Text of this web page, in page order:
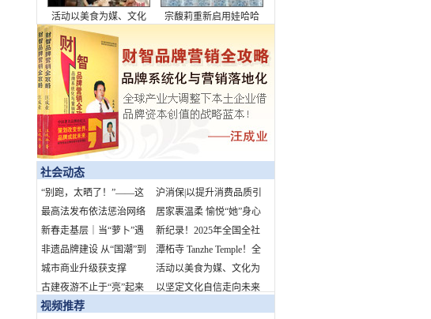
活动以美食为媒、文化
为桥，全面展现了成都
的城市魅力与生活美学
宗馥莉重新启用娃哈哈
社会动态
“别跑，太晒了！”——这
句话，73%的孩子都听过
沪消保|以提升消费品质引
领美好生活
最高法发布依法惩治网络
暴力典型案例 “柴怼怼”
居家裹温柔 愉悦“她”身心
新春走基层｜当“萝卜”遇
上北京早高峰
新纪录！2025年全国全社
会用电量预计首超10万亿
千瓦时
非遗品牌建设 从“国潮”到
新消费
潭柘寺 Tanzhe Temple！全
新品牌标识发布
城市商业升级获支撑
活动以美食为媒、文化为
桥，全面展现了成都的城
古建夜游不止于“亮”起来
以坚定文化自信走向未来
视频推荐